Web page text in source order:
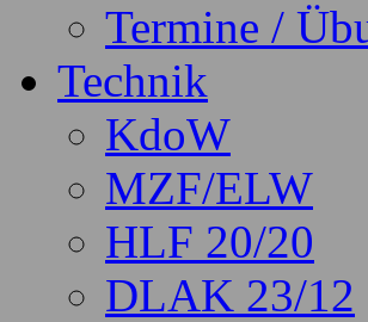
Termine /
Technik
KdoW
MZF/ELW
HLF 20/20
DLAK 23/12